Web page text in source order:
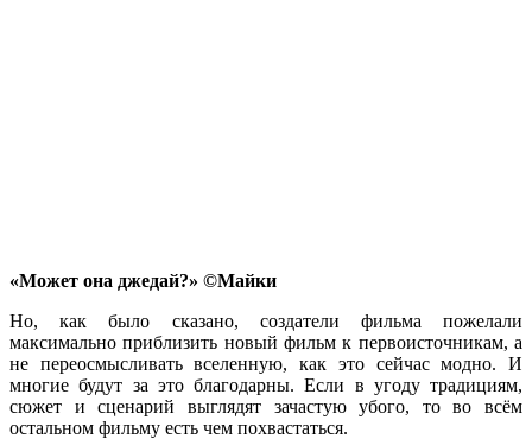
«Может она джедай?» ©Майки
Но, как было сказано, создатели фильма пожелали
максимально приблизить новый фильм к первоисточникам, а
не переосмысливать вселенную, как это сейчас модно. И
многие будут за это благодарны. Если в угоду традициям,
сюжет и сценарий выглядят зачастую убого, то во всём
остальном фильму есть чем похвастаться.